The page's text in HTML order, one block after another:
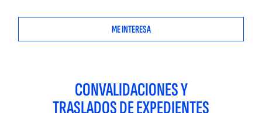
ME INTERESA
CONVALIDACIONES Y
TRASLADOS DE EXPEDIENTES